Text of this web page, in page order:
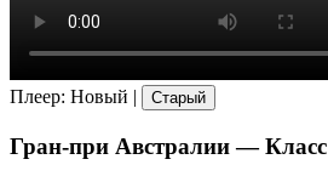
Плеер: Новый | Старый
Гран-при Австралии— Класс